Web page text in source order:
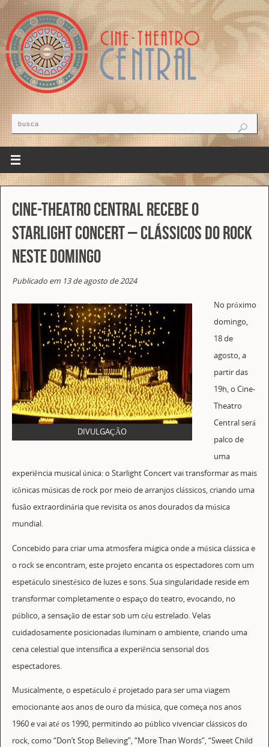
Cine-Theatro Central recebe o
Starlight Concert – Clássicos do Rock
neste domingo
Publicado em 13 de agosto de 2024
DIVULGAÇÃO
No próximo
domingo,
18 de
agosto, a
partir das
19h, o Cine-
Theatro
Central será
palco de
uma
experiência musical única: o Starlight Concert vai transformar as mais
icônicas músicas de rock por meio de arranjos clássicos, criando uma
fusão extraordinária que revisita os anos dourados da música
mundial.
Concebido para criar uma atmosfera mágica onde a música clássica e
o rock se encontram, este projeto encanta os espectadores com um
espetáculo sinestésico de luzes e sons. Sua singularidade reside em
transformar completamente o espaço do teatro, evocando, no
público, a sensação de estar sob um céu estrelado. Velas
cuidadosamente posicionadas iluminam o ambiente, criando uma
cena celestial que intensifica a experiência sensorial dos
espectadores.
Musicalmente, o espetáculo é projetado para ser uma viagem
emocionante aos anos de ouro da música, que começa nos anos
1960 e vai até os 1990, permitindo ao público vivenciar clássicos do
rock, como “Don’t Stop Believing”, “More Than Words”, “Sweet Child